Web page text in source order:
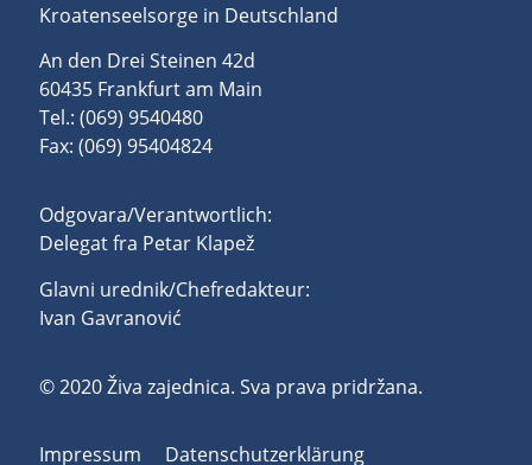
Kroatenseelsorge in Deutschland
An den Drei Steinen 42d
60435 Frankfurt am Main
Tel.: (069) 9540480
Fax: (069) 95404824
Odgovara/Verantwortlich:
Delegat fra Petar Klapež
Glavni urednik/Chefredakteur:
Ivan Gavranović
© 2020 Živa zajednica. Sva prava pridržana.
Impressum
Datenschutzerklärung